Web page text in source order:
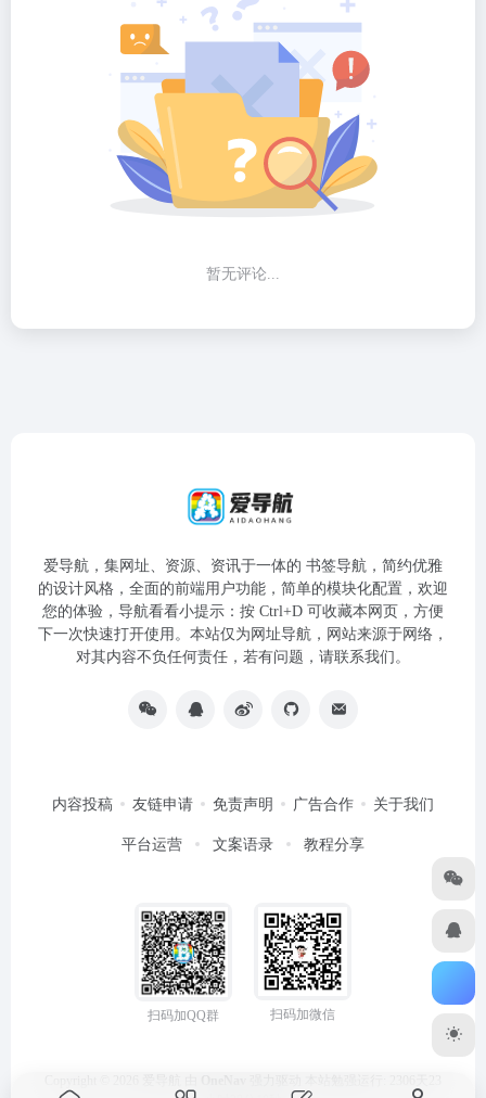
暂无评论...
爱导航，集网址、资源、资讯于一体的 书签导航，简约优雅
的设计风格，全面的前端用户功能，简单的模块化配置，欢迎
您的体验，导航看看小提示：按 Ctrl+D 可收藏本网页，方便
下一次快速打开使用。本站仅为网址导航，网站来源于网络，
对其内容不负任何责任，若有问题，请联系我们。
内容投稿 友链申请 免责声明 广告合作 关于我们
平台运营 文案语录 教程分享
扫码加QQ群 扫码加微信